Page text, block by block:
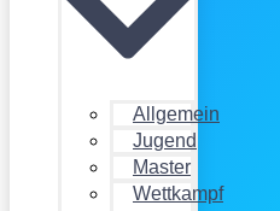
Allgemein
Jugend
Master
Wettkampf